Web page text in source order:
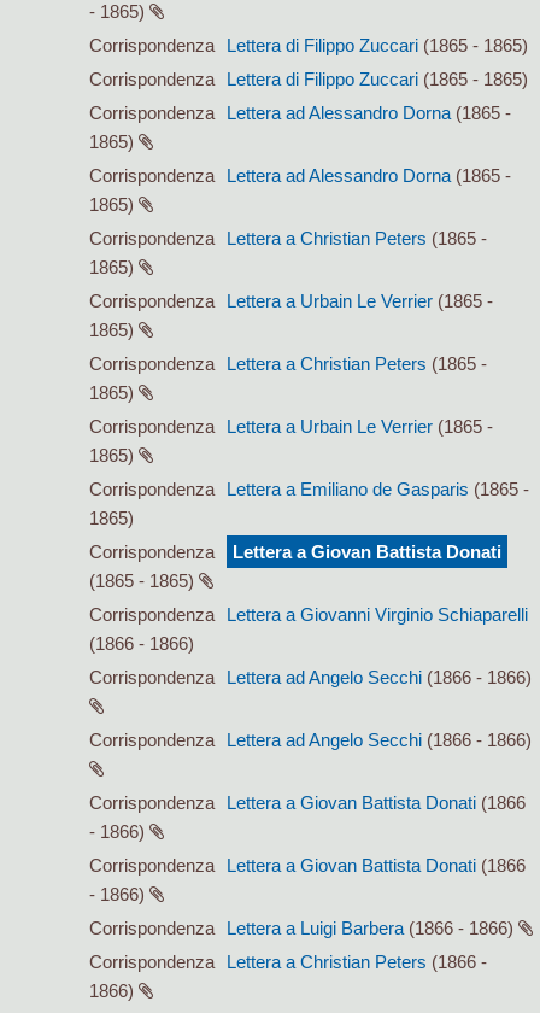
- 1865)
Corrispondenza
Lettera di Filippo Zuccari (1865 - 1865)
Corrispondenza
Lettera di Filippo Zuccari (1865 - 1865)
Corrispondenza
Lettera ad Alessandro Dorna (1865 -
1865)
Corrispondenza
Lettera ad Alessandro Dorna (1865 -
1865)
Corrispondenza
Lettera a Christian Peters (1865 -
1865)
Corrispondenza
Lettera a Urbain Le Verrier (1865 -
1865)
Corrispondenza
Lettera a Christian Peters (1865 -
1865)
Corrispondenza
Lettera a Urbain Le Verrier (1865 -
1865)
Corrispondenza
Lettera a Emiliano de Gasparis (1865 -
1865)
Corrispondenza
Lettera a Giovan Battista Donati
(1865 - 1865)
Corrispondenza
Lettera a Giovanni Virginio Schiaparelli
(1866 - 1866)
Corrispondenza
Lettera ad Angelo Secchi (1866 - 1866)
Corrispondenza Lettera ad Angelo Secchi (1866 - 1866)
Corrispondenza Lettera a Giovan Battista Donati (1866
- 1866)
Corrispondenza
Lettera a Giovan Battista Donati (1866
- 1866)
Corrispondenza
Lettera a Luigi Barbera (1866 - 1866)
Corrispondenza
Lettera a Christian Peters (1866 -
1866)